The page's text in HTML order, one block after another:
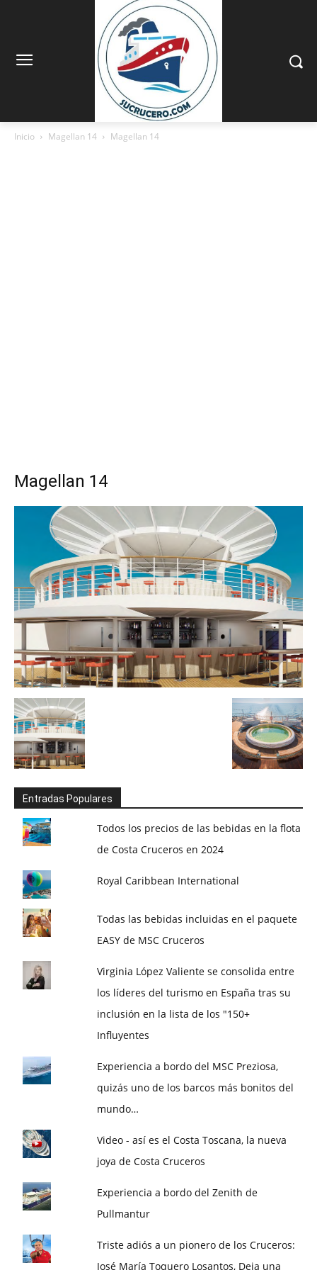
Inicio Magellan 14 Magellan 14
Magellan 14
Entradas Populares
Todos los precios de las bebidas en la flota
de Costa Cruceros en 2024
Royal Caribbean International
Todas las bebidas incluidas en el paquete
EASY de MSC Cruceros
Virginia López Valiente se consolida entre
los líderes del turismo en España tras su
inclusión en la lista de los "150+
Influyentes
Experiencia a bordo del MSC Preziosa,
quizás uno de los barcos más bonitos del
mundo…
Video - así es el Costa Toscana, la nueva
joya de Costa Cruceros
Experiencia a bordo del Zenith de
Pullmantur
Triste adiós a un pionero de los Cruceros:
José María Toquero Losantos, Deja una